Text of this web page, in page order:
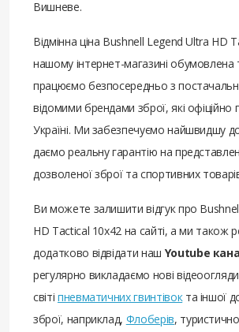
Вишневе.
Відмінна ціна Bushnell Legend Ultra HD
нашому інтернет-магазині
працюємо безпосередньо з
відомими брендами зброї, які офіційно
Україні. Ми забезпечуємо найшвидшу
даємо реальну гарантію на
дозволеної зброї та спортивних
Ви можете залишити відгук про
HD Tactical 10x42 на сайті, а ми також
додатково відвідати наш Youtube
регулярно викладаємо нові
світі пневматичних гвинтівокта іншої
зброї, наприклад, Флоберів,